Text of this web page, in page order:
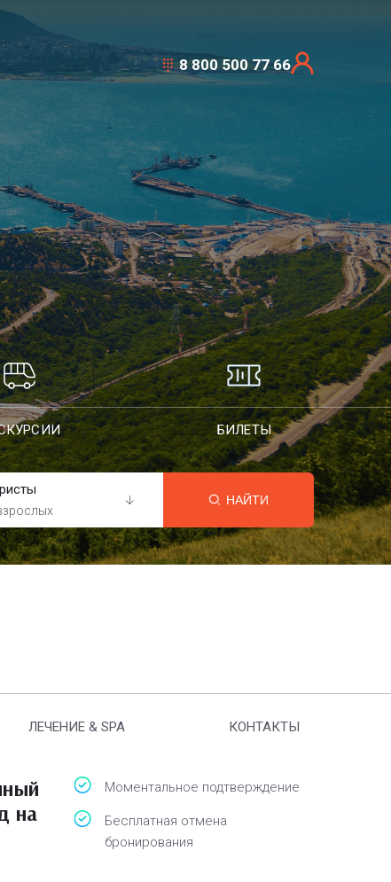
8 800 500 77 66
БИЛЕТЫ
НАЙТИ
ЛЕЧЕНИЕ & SPA КОНТАКТЫ
на
Моментальное подтверждение
Бесплатная отмена
бронирования